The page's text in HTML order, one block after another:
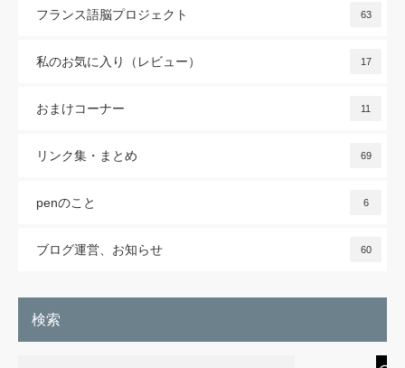
フランス語脳プロジェクト 63
私のお気に入り（レビュー） 17
おまけコーナー 11
リンク集・まとめ 69
penのこと 6
ブログ運営、お知らせ 60
検索